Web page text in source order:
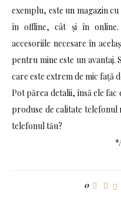
exemplu, este un magazin
în offline, cât și în
accesoriile necesare în
pentru mine este un
care este extrem de mic față
Pot părea detalii, însă ele
produse de calitate telefonul
telefonul tău?
0